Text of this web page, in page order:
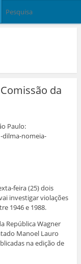
da
Paulo:
nomeia-
feira (25) dois
investigar violações
1946 e 1988.
República Wagner
Manoel Lauro
na edição de